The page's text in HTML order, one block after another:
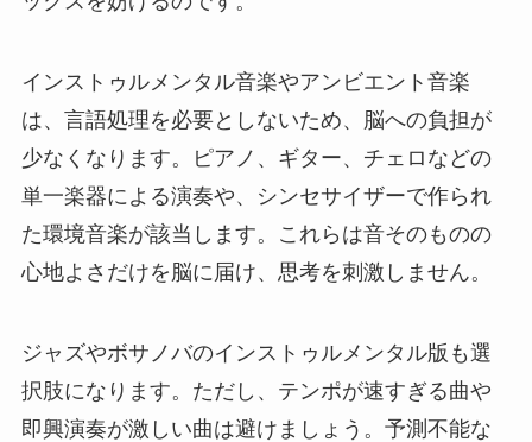
インストゥルメンタル音楽やアンビエント音楽
は、言語処理を必要としないため、脳への負担が
少なくなります。ピアノ、ギター、チェロなどの
単一楽器による演奏や、シンセサイザーで作られ
た環境音楽が該当します。これらは音そのものの
心地よさだけを脳に届け、思考を刺激しません。
ジャズやボサノバのインストゥルメンタル版も選
択肢になります。ただし、テンポが速すぎる曲や
即興演奏が激しい曲は避けましょう。予測不能な